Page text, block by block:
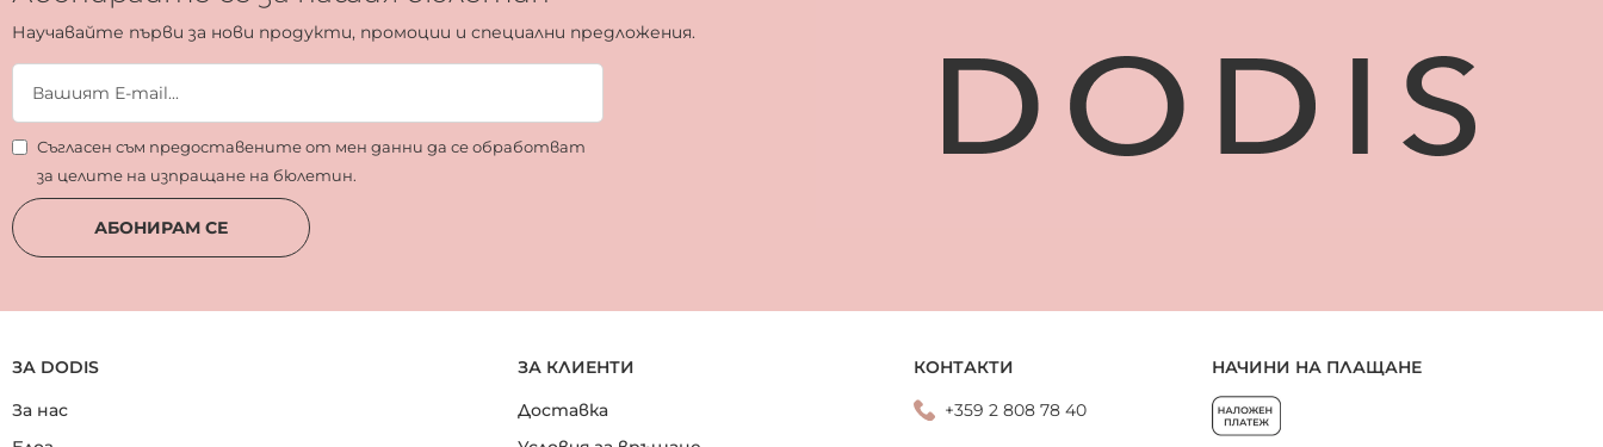
Научавайте първи за нови продукти, промоции и специални предложения.
Съгласен съм предоставените от мен данни да се обработват
за целите на изпращане на бюлетин.
АБОНИРАМ СЕ
ЗА DODIS
За нас
ЗА КЛИЕНТИ
Доставка
КОНТАКТИ
+359 2 808 78 40
НАЧИНИ НА ПЛАЩАНЕ